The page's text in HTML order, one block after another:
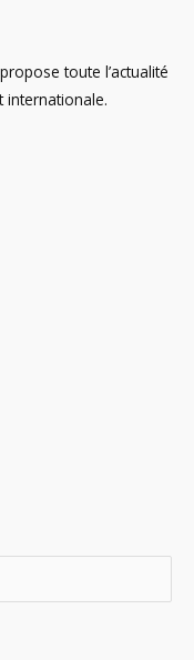
toute l’actualité
internationale.